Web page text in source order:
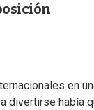
en
divertirse había